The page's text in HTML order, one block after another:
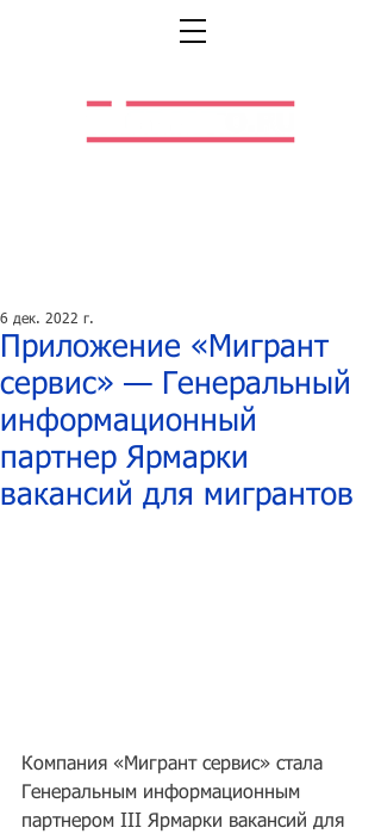
Приложение «Мигрант
сервис» — Генеральный
информационный
партнер Ярмарки
вакансий для мигрантов
6 дек. 2022 г.
Компания «Мигрант сервис» стала
Генеральным информационным
партнером III Ярмарки вакансий для